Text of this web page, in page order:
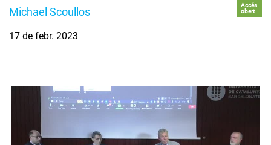
Michael Scoullos
Accés
obert
17 de febr. 2023